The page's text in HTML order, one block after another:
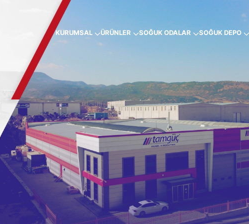
KURUMSAL ÜRÜNLER SOĞUK ODALAR SOĞUK DEPO